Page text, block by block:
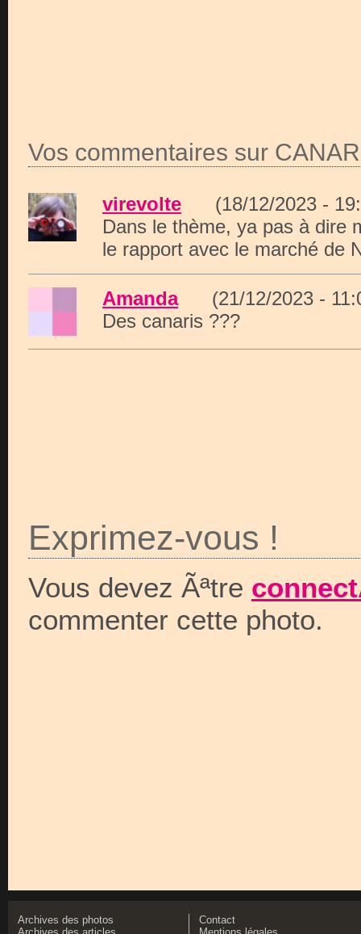
Vos commentaires sur
virevolte (18/12/2023 -
Dans le thème, ya pas à dire
le rapport avec le marché de
Amanda(21/12/2023 -
Des canaris ???
Exprimez-vous !
Vous devez Ãªtre
commenter cette photo.
Archives des photos
Contact